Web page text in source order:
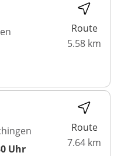
Route
5.58 km
Uhr
Route
7.64 km